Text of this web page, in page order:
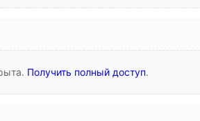
Получить полный доступ.